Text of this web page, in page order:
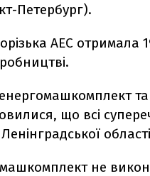
Петербург).
АЕС отримала
що всі
не